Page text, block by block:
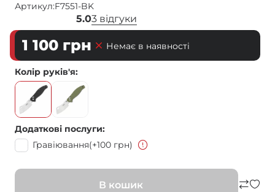
Артикул:F7551-BK
5.03 відгуки
1 100 грн Немає в наявності
Колір руків'я
Додаткові послуги
Гравіювання(+100 грн)
В кошик